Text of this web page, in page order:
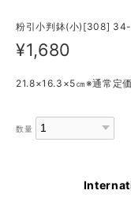
粉引小判鉢(小)[308]
¥1,680
21.8×16.3×5㎝※通常定
数量